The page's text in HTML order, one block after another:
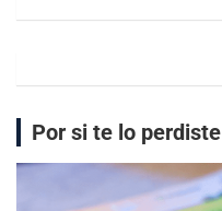
Por si te lo perdiste